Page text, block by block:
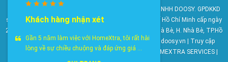
© 2010-2025 Bản quyền nội dung thuộc về CÔNG TY TNHH DOOSY. GPDKKD
số: 0311.807.893 do Sở Kế hoạch và Đầu tư Thành phố Hồ Chí Minh cấp ngày
28/05/2012. Địa chỉ: 2023 Huỳnh Tấn Phát, KP6, TT. Nhà Bè, H. Nhà Bè, TP.Hồ
Chí Minh. Điện thoại: 028 22 147 801. Email: doosy@doosy.vn | Truy cập
website cùng công ty: Trang Dịch Vụ Khách Hàng
- HOMEXTRA SERVICES |
Khách hàng nhận xét
Gần 5 năm làm việc với HomeXtra, tôi rất hài
lòng về sự chiều chuộng và đáp ứng giá ...